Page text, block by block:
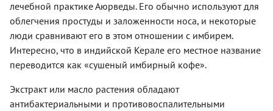
лечебной практике Аюрведы. Его обычно используют для
облегчения простуды и заложенности носа, и некоторые
люди сравнивают его в этом отношении с имбирем.
Интересно, что в индийской Керале его местное название
переводится как «сушеный имбирный кофе».
Экстракт или масло растения обладают
антибактериальными и противовоспалительными